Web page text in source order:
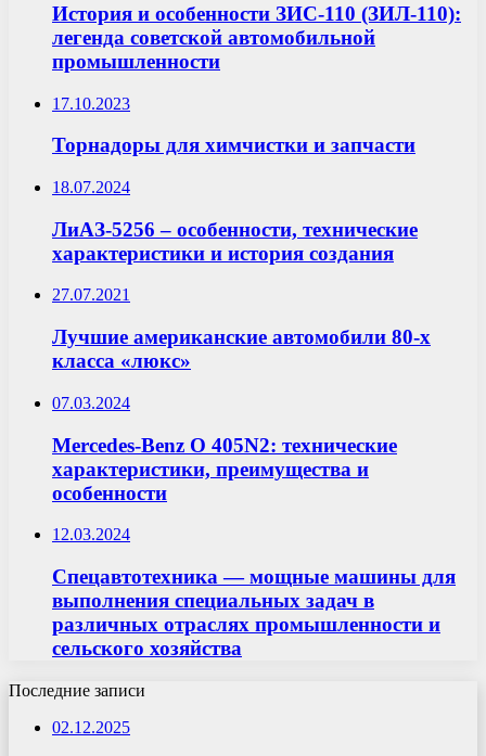
История и особенности ЗИС-110 (ЗИЛ-110):
легенда советской автомобильной
промышленности
17.10.2023
Торнадоры для химчистки и запчасти
18.07.2024
ЛиАЗ-5256 – особенности, технические
характеристики и история создания
27.07.2021
Лучшие американские автомобили 80-х
класса «люкс»
07.03.2024
Mercedes-Benz O 405N2: технические
характеристики, преимущества и
особенности
12.03.2024
Спецавтотехника — мощные машины для
выполнения специальных задач в
различных отраслях промышленности и
сельского хозяйства
Последние записи
02.12.2025